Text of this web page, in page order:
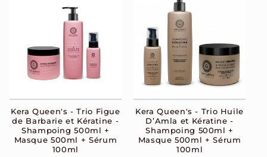
Kera Queen's - Trio Figue
de Barbarie et Kératine -
Shampoing 500ml +
Masque 500ml + Sérum
100ml
Kera Queen's - Trio Huile
D’Amla et Kératine -
Shampoing 500ml +
Masque 500ml + Sérum
100ml